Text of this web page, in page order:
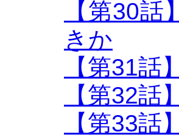
【第30
きか
【第31話
【第32
【第33話